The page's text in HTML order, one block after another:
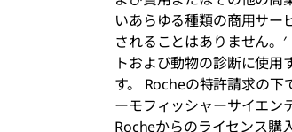
いあらゆる種類の商用サー
されることはありません。
トおよび動物の診断に使
す。 Rocheの特許請求の
ーモフィッシャーサイエン
Rocheからのライセンス購